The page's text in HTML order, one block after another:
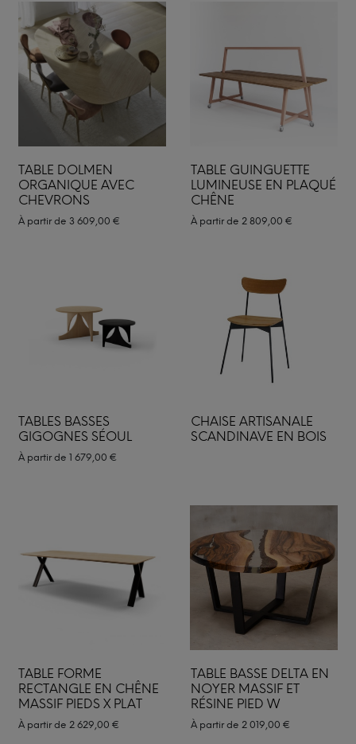
TABLE DOLMEN
ORGANIQUE AVEC
CHEVRONS
À partir de 3 609,00 €
TABLE GUINGUETTE
LUMINEUSE EN PLAQUÉ
CHÊNE
À partir de 2 809,00 €
TABLES BASSES
GIGOGNES SÉOUL
À partir de 1 679,00 €
CHAISE ARTISANALE
SCANDINAVE EN BOIS
TABLE FORME
RECTANGLE EN CHÊNE
MASSIF PIEDS X PLAT
À partir de 2 629,00 €
TABLE BASSE DELTA EN
NOYER MASSIF ET
RÉSINE PIED W
À partir de 2 019,00 €